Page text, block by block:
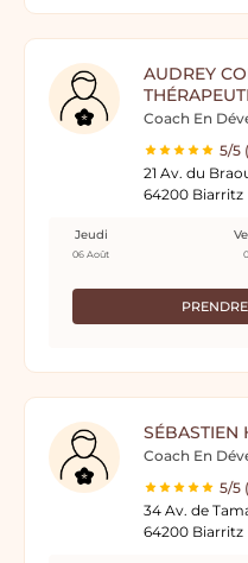
AUDREY
Coach En
5/5
21 Av. du
64200 Biarritz
Jeudi
06 Août
SÉBASTIEN
Coach En
5/5
34 Av. de
64200 Biarritz